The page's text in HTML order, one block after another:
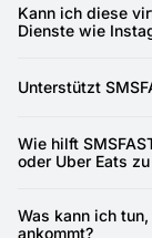
echte
Kann ich diese
Dienste wie
Plattformen. Sie
Unterstützt
internationalen.
über das eigene
Wie hilft
oder Uber Eats
über eine
echte
Was kann ich
ankommt?